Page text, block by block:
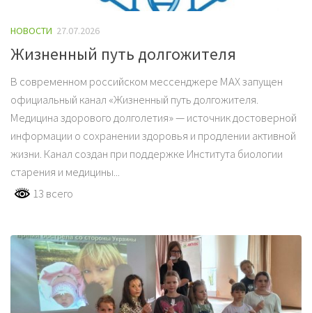
НОВОСТИ 27.07.2026
Жизненный путь долгожителя
В современном российском мессенджере MAX запущен
официальный канал «Жизненный путь долгожителя.
Медицина здорового долголетия» — источник достоверной
информации о сохранении здоровья и продлении активной
жизни. Канал создан при поддержке Института биологии
старения и медицины...
13 всего